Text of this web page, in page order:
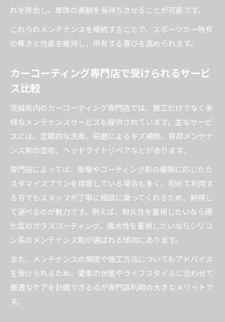
れを除去し、車体の美観を長持ちさせることが可能です。
これらのメンテナンスを継続することで、スポーツカー特有
の輝きと性能を維持し、所有する喜びを高められます。
カーコーティング専門店で受けられるサービ
ス比較
茨城県内のカーコーティング専門店では、施工だけでなく多
様なメンテナンスサービスも提供されています。主なサービ
スには、定期的な洗車、研磨によるキズ補修、専用メンテナ
ンス剤の塗布、ヘッドライトリペアなどがあります。
専門店によっては、車種やコーティング剤の種類に応じたカ
スタマイズプランを用意している場合も多く、初めて利用す
る方でもスタッフが丁寧に相談に乗ってくれるため、納得し
て選べるのが魅力です。例えば、耐久性を重視したいなら硬
化型のガラスコーティング、撥水性を重視したいならシリコ
ン系のメンテナンス剤が選ばれる傾向にあります。
また、メンテナンスの頻度や施工方法についてもアドバイス
を受けられるため、愛車の状態やライフスタイルに合わせて
最適なケアを計画できる点が専門店利用の大きなメリットで
す。